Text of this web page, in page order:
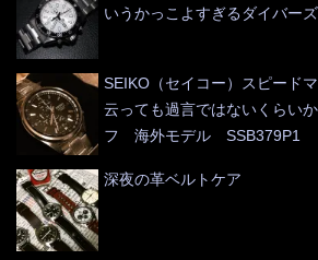
いうかっこよすぎるダイバー
SEIKO（セイコー）スピード
云っても過言ではないくらい
フ 海外モデル SSB379P1
深夜の革ベルトケア